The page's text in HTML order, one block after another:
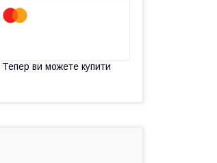
Тепер ви можете купити